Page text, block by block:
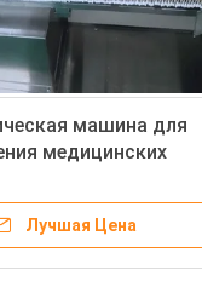
машина для
медицинских
Лучшая Цена